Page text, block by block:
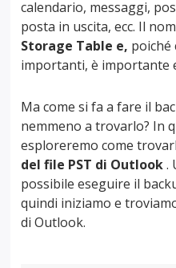
calendario, messaggi,
posta in uscita, ecc. Il
Storage Table e, poiché
importanti, è importante
Ma come si fa a fare il
nemmeno a trovarlo? In
esploreremo come
del file PST di Outlook.
possibile eseguire il
quindi iniziamo e
di Outlook.